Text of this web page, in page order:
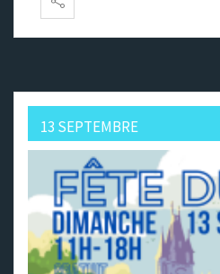
13 SEPTEMBRE